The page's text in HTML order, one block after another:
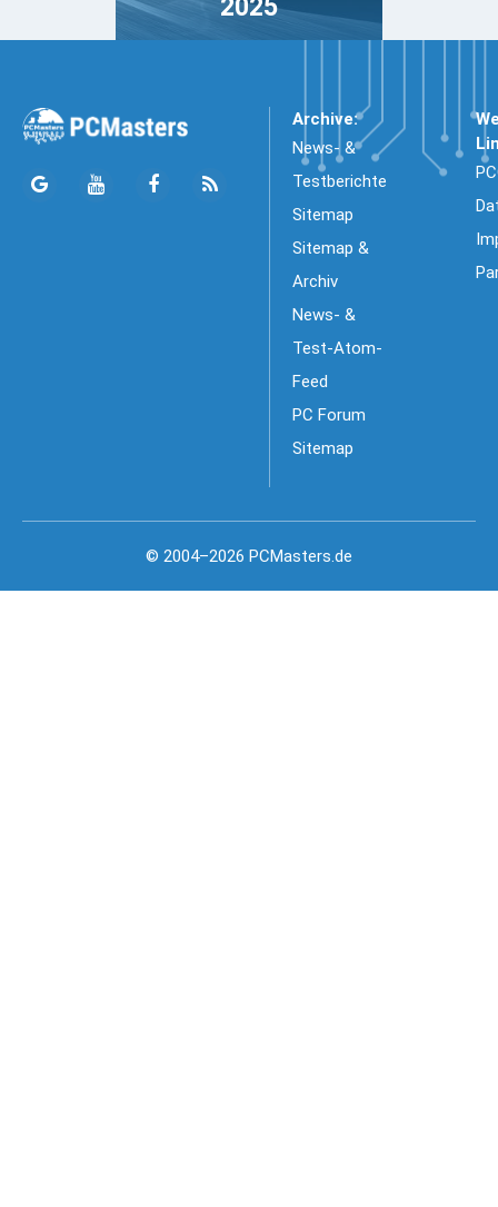
2025
Archive:
News- &
Testberichte
Sitemap
Sitemap &
Archiv
News- &
Test-Atom-
Feed
PC Forum
Sitemap
© 2004–2026 PCMasters.de